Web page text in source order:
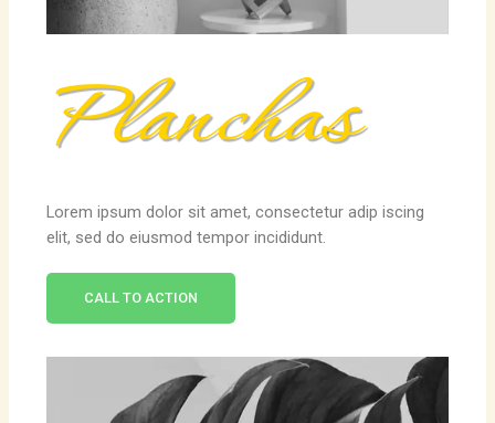
Planchas
Lorem ipsum dolor sit amet, consectetur adip iscing
elit, sed do eiusmod tempor incididunt.
CALL TO ACTION